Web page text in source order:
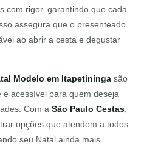
com rigor, garantindo que cada
assegura que o presenteado
ao abrir a cesta e degustar
Modelo em Itapetininga são
acessível para quem deseja
Com aSão Paulo Cestas
opções que atendem a todos
seu Natal ainda mais